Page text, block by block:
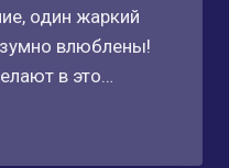
один жаркий
влюблены!
в это…